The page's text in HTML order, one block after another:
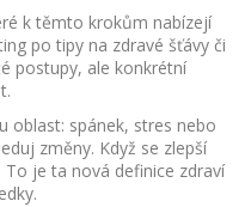
k těmto krokům nabízejí
po tipy na zdravé šťávy či
postupy, ale konkrétní
oblast: spánek, stres nebo
změny. Když se zlepší
je ta nová definice zdraví